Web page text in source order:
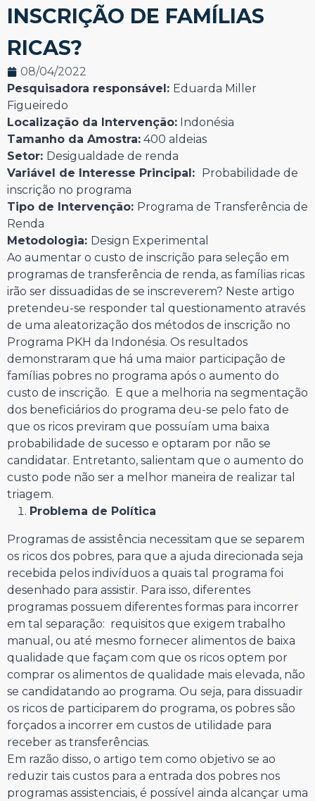
INSCRIÇÃO DE FAMÍLIAS
RICAS?
08/04/2022
Pesquisadora responsável: Eduarda Miller
Figueiredo
Localização da Intervenção: Indonésia
Tamanho da Amostra: 400 aldeias
Setor: Desigualdade de renda
Variável de Interesse Principal:
Probabilidade de
inscrição no programa
Tipo de Intervenção: Programa de Transferência de
Renda
Metodologia: Design Experimental
Ao aumentar o custo de inscrição para seleção em
programas de transferência de renda, as famílias ricas
irão ser dissuadidas de se inscreverem? Neste artigo
pretendeu-se responder tal questionamento através
de uma aleatorização dos métodos de inscrição no
Programa PKH da Indonésia. Os resultados
demonstraram que há uma maior participação de
famílias pobres no programa após o aumento do
custo de inscrição. E que a melhoria na segmentação
dos beneficiários do programa deu-se pelo fato de
que os ricos previram que possuíam uma baixa
probabilidade de sucesso e optaram por não se
candidatar. Entretanto, salientam que o aumento do
custo pode não ser a melhor maneira de realizar tal
triagem.
Problema de Política
Programas de assistência necessitam que se separem
os ricos dos pobres, para que a ajuda direcionada seja
recebida pelos indivíduos a quais tal programa foi
desenhado para assistir. Para isso, diferentes
programas possuem diferentes formas para incorrer
em tal separação: requisitos que exigem trabalho
manual, ou até mesmo fornecer alimentos de baixa
qualidade que façam com que os ricos optem por
comprar os alimentos de qualidade mais elevada, não
se candidatando ao programa. Ou seja, para dissuadir
os ricos de participarem do programa, os pobres são
forçados a incorrer em custos de utilidade para
receber as transferências.
Em razão disso, o artigo tem como objetivo se ao
reduzir tais custos para a entrada dos pobres nos
programas assistenciais, é possível ainda alcançar uma